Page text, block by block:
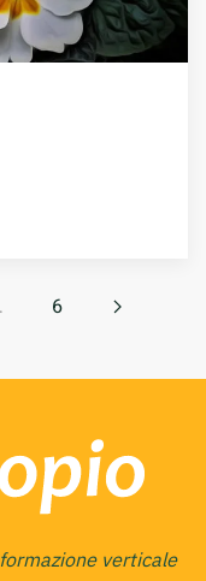
6
verticale